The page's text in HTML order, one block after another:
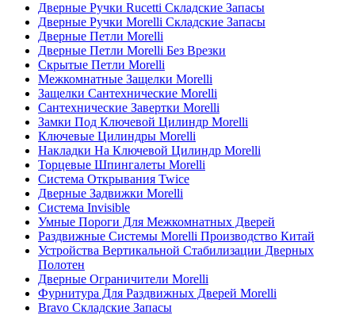
Дверные Ручки Rucetti Складские Запасы
Дверные Ручки Morelli Складские Запасы
Дверные Петли Morelli
Дверные Петли Morelli Без Врезки
Скрытые Петли Morelli
Межкомнатные Защелки Morelli
Защелки Сантехнические Morelli
Сантехнические Завертки Morelli
Замки Под Ключевой Цилиндр Morelli
Ключевые Цилиндры Morelli
Накладки На Ключевой Цилиндр Morelli
Торцевые Шпингалеты Morelli
Система Открывания Twice
Дверные Задвижки Morelli
Система Invisible
Умные Пороги Для Межкомнатных Дверей
Раздвижные Системы Morelli Производство Китай
Устройства Вертикальной Стабилизации Дверных
Полотен
Дверные Ограничители Morelli
Фурнитура Для Раздвижных Дверей Morelli
Bravo Складские Запасы